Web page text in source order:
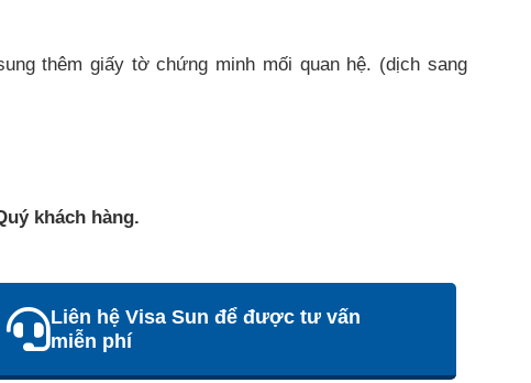
thêm giấy tờ chứng minh mối quan hệ. (dịch sang
khách hàng.
Liên hệ Visa Sun để được tư vấn
miễn phí